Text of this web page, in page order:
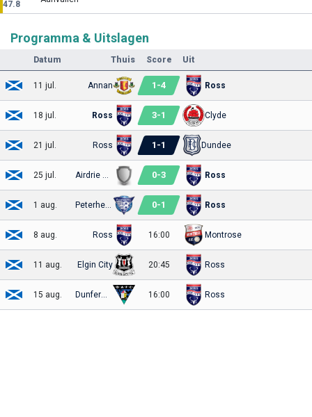
47.8
Programma & Uitslagen
Datum Thuis Score Uit
11 jul. Annan 1 -4 Ross
18 jul. Ross 3-1 Clyde
21 jul. Ross 1 -1 Dundee
25 jul. Airdrie United 0-3 Ross
1 aug. Peterhead 0-1 Ross
8 aug. Ross 16:00 Montrose
11 aug. Elgin City 20:45 Ross
15 aug. Dunfermline 16:00 Ross